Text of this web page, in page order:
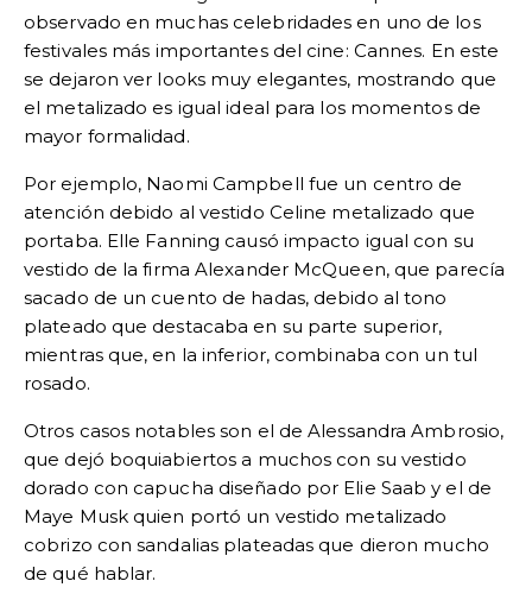
observado en muchas celebridades en uno de los
festivales más importantes del cine: Cannes. En este
se dejaron ver looks muy elegantes, mostrando que
el metalizado es igual ideal para los momentos de
mayor formalidad.
Por ejemplo, Naomi Campbell fue un centro de
atención debido al vestido Celine metalizado que
portaba. Elle Fanning causó impacto igual con su
vestido de la firma Alexander McQueen, que parecía
sacado de un cuento de hadas, debido al tono
plateado que destacaba en su parte superior,
mientras que, en la inferior, combinaba con un tul
rosado.
Otros casos notables son el de Alessandra Ambrosio,
que dejó boquiabiertos a muchos con su vestido
dorado con capucha diseñado por Elie Saab y el de
Maye Musk quien portó un vestido metalizado
cobrizo con sandalias plateadas que dieron mucho
de qué hablar.